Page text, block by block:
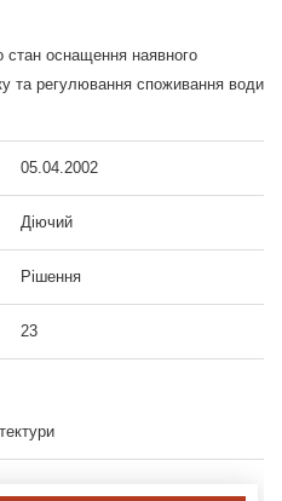
оснащення наявного
та регулювання споживання води
05.04.2002
Діючий
Рішення
23